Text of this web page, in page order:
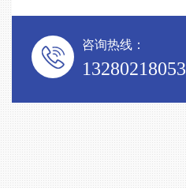
咨询热线：
13280218053